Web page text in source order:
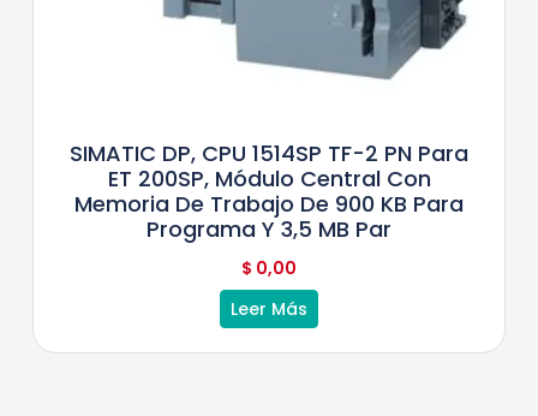
SIMATIC DP, CPU 1514SP TF-2 PN Para
ET 200SP, Módulo Central Con
Memoria De Trabajo De 900 KB Para
Programa Y 3,5 MB Par
$ 0,00
Leer Más